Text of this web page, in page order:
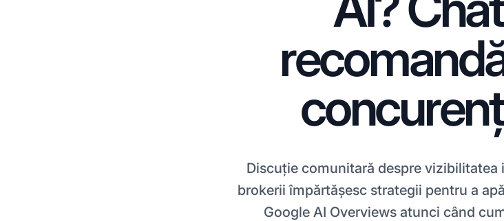
Discuție comunitară despre vizibilitatea
brokerii împărtășesc strategii pentru a
Google AI Overviews atunci când